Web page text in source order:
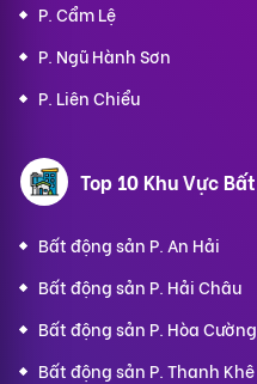
P. Cẩm Lệ
P. Ngũ Hành Sơn
P. Liên Chiểu
Top 10 Khu Vực
Bất động sản P. An Hải
Bất động sản P. Hải Châu
Bất động sản P. Hòa Cường
Bất động sản P. Thanh Khê